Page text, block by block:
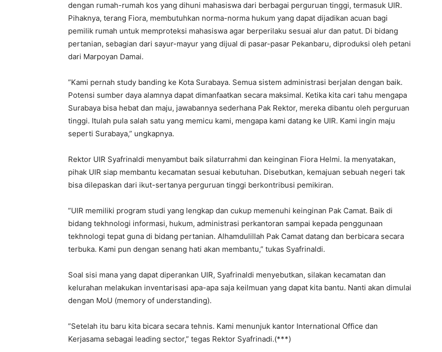
dengan rumah-rumah kos yang dihuni mahasiswa dari berbagai perguruan tinggi, termasuk UIR.
Pihaknya, terang Fiora, membutuhkan norma-norma hukum yang dapat dijadikan acuan bagi
pemilik rumah untuk memproteksi mahasiswa agar berperilaku sesuai alur dan patut. Di bidang
pertanian, sebagian dari sayur-mayur yang dijual di pasar-pasar Pekanbaru, diproduksi oleh petani
dari Marpoyan Damai.
”Kami pernah study banding ke Kota Surabaya. Semua sistem administrasi berjalan dengan baik.
Potensi sumber daya alamnya dapat dimanfaatkan secara maksimal. Ketika kita cari tahu mengapa
Surabaya bisa hebat dan maju, jawabannya sederhana Pak Rektor, mereka dibantu oleh perguruan
tinggi. Itulah pula salah satu yang memicu kami, mengapa kami datang ke UIR. Kami ingin maju
seperti Surabaya,” ungkapnya.
Rektor UIR Syafrinaldi menyambut baik silaturrahmi dan keinginan Fiora Helmi. Ia menyatakan,
pihak UIR siap membantu kecamatan sesuai kebutuhan. Disebutkan, kemajuan sebuah negeri tak
bisa dilepaskan dari ikut-sertanya perguruan tinggi berkontribusi pemikiran.
”UIR memiliki program studi yang lengkap dan cukup memenuhi keinginan Pak Camat. Baik di
bidang tekhnologi informasi, hukum, administrasi perkantoran sampai kepada penggunaan
tekhnologi tepat guna di bidang pertanian. Alhamdulillah Pak Camat datang dan berbicara secara
terbuka. Kami pun dengan senang hati akan membantu,” tukas Syafrinaldi.
Soal sisi mana yang dapat diperankan UIR, Syafrinaldi menyebutkan, silakan kecamatan dan
kelurahan melakukan inventarisasi apa-apa saja keilmuan yang dapat kita bantu. Nanti akan dimulai
dengan MoU (memory of understanding).
”Setelah itu baru kita bicara secara tehnis. Kami menunjuk kantor International Office dan
Kerjasama sebagai leading sector,” tegas Rektor Syafrinadi.(***)